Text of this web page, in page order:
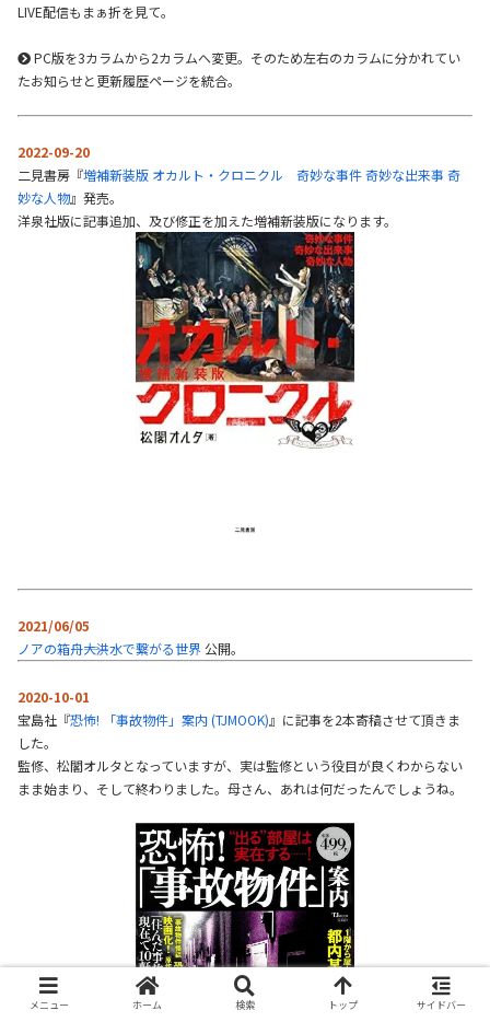
LIVE配信もまぁ折を見て。
PC版を3カラムから2カラムへ変更。そのため左右のカラムに分かれてい
たお知らせと更新履歴ページを統合。
2022-09-20
二見書房『増補新装版 オカルト・クロニクル 奇妙な事件 奇妙な出来事 奇
妙な人物』発売。
洋泉社版に記事追加、及び修正を加えた増補新装版になります。
2021/06/05
ノアの箱舟――大洪水で繋がる世界公開。
2020-10-01
宝島社『恐怖! 「事故物件」案内 (TJMOOK)』に記事を2本寄稿させて頂きま
した。
監修、松閣オルタとなっていますが、実は監修という役目が良くわからない
まま始まり、そして終わりました。母さん、あれは何だったんでしょうね。
メニュー ホーム 検索 トップ サイドバー